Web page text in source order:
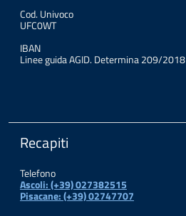
Cod. Univoco
UFC0WT
IBAN
Linee guida AGID. Determina 209/2018
Recapiti
Telefono
Ascoli: (+39) 027382515
Pisacane: (+39) 02747707